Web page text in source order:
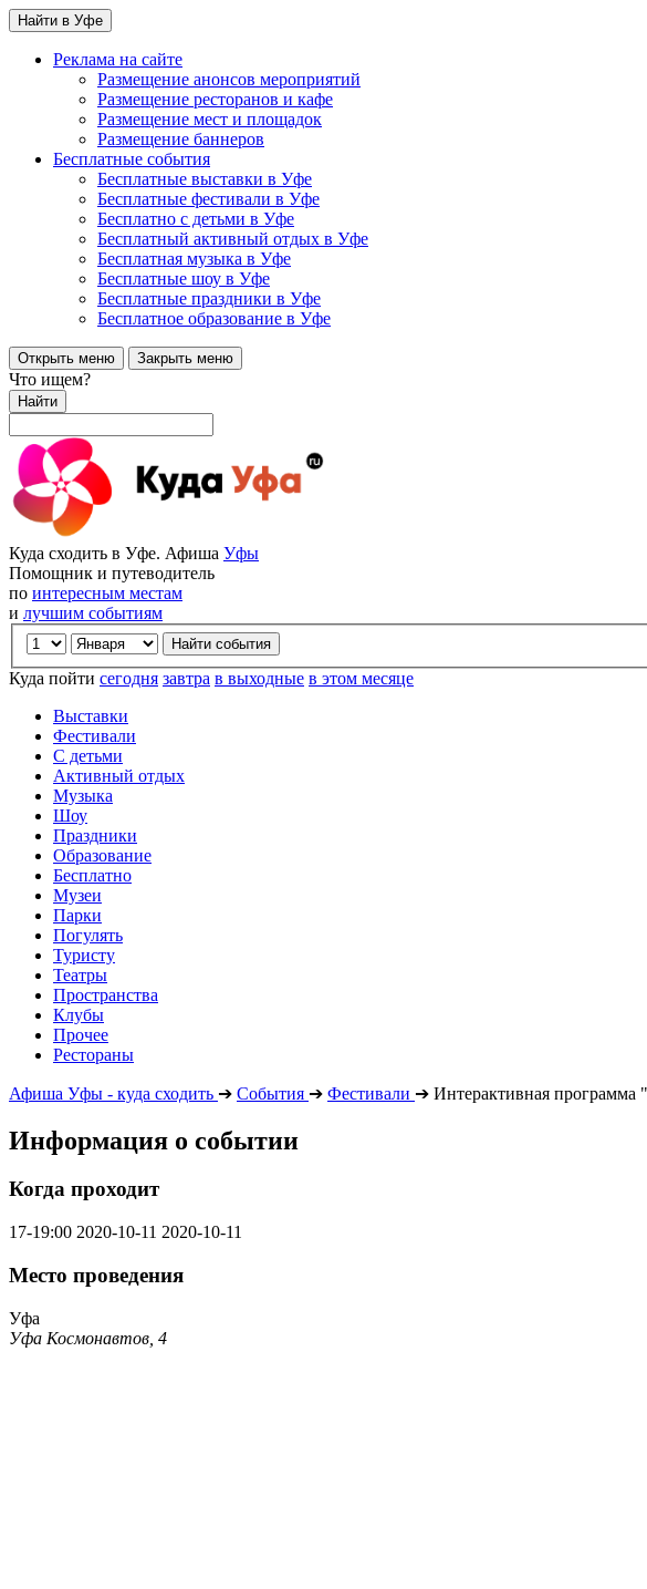
Найти в Уфе
Реклама на сайте
Размещение анонсов мероприятий
Размещение ресторанов и кафе
Размещение мест и площадок
Размещение баннеров
Бесплатные события
Бесплатные выставки в Уфе
Бесплатные фестивали в Уфе
Бесплатно с детьми в Уфе
Бесплатный активный отдых в Уфе
Бесплатная музыка в Уфе
Бесплатные шоу в Уфе
Бесплатные праздники в Уфе
Бесплатное образование в Уфе
Открыть меню Закрыть меню
Что ищем?
Найти
Куда сходить в Уфе. Афиша Уфы
Помощник и путеводитель
по интересным местам
и лучшим событиям
Куда пойти сегодня завтра в выходные в этом месяце
Выставки
Фестивали
С детьми
Активный отдых
Музыка
Шоу
Праздники
Образование
Бесплатно
Музеи
Парки
Погулять
Туристу
Театры
Пространства
Клубы
Прочее
Рестораны
Афиша Уфы - куда сходить ➔ События ➔ Фестивали ➔ Интерактивная программа
Информация о событии
Когда проходит
17-19:00 2020-10-11 2020-10-11
Место проведения
Уфа
Уфа Космонавтов, 4